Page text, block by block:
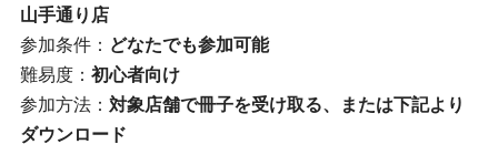
山手通り店
参加条件： どなたでも参加可能
難易度： 初心者向け
参加方法： 対象店舗で冊子を受け取る、または下記より
ダウンロード